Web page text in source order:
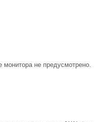
не предусмотрено.